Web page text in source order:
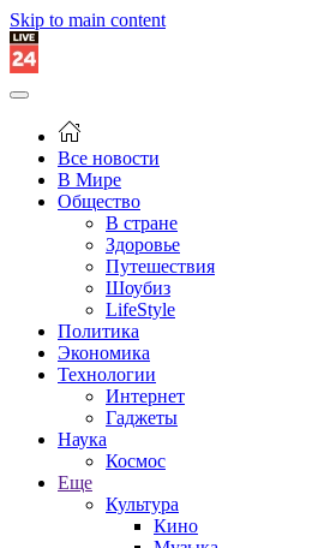
Skip to main content
Все новости
В Мире
Общество
В стране
Здоровье
Путешествия
Шоубиз
LifeStyle
Политика
Экономика
Технологии
Интернет
Гаджеты
Наука
Космос
Еще
Культура
Кино